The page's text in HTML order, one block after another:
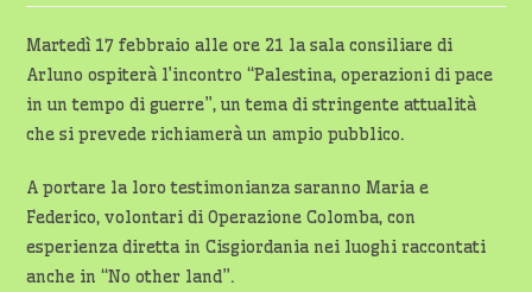
dell'articolo:
lettura:
Martedì 17 febbraio alle ore 21 la sala consiliare di
Arluno ospiterà l’incontro “Palestina, operazioni di pace
in un tempo di guerre”, un tema di stringente attualità
che si prevede richiamerà un ampio pubblico.
A portare la loro testimonianza saranno Maria e
Federico, volontari di Operazione Colomba, con
esperienza diretta in Cisgiordania nei luoghi raccontati
anche in “No other land”.